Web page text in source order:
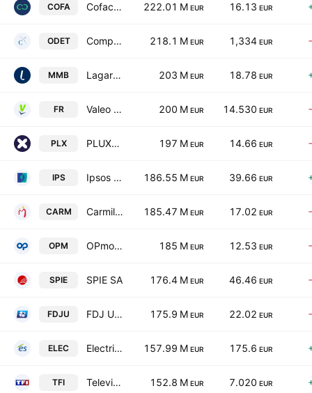
COFA Coface SA 222.01 M EUR 16.13 EUR
ODET Compagnie de l'Odet SE 218.1 M EUR 1,334 EUR
MMB Lagardere SA 203 M EUR 18.78 EUR
FR Valeo SE 200 M EUR 14.530 EUR
PLX PLUXEE N.V. 197 M EUR 14.66 EUR
IPS Ipsos SA 186.55 M EUR 39.66 EUR
CARM Carmila SA 185.47 M EUR 17.02 EUR
OPM OPmobility 185 M EUR 12.53 EUR
SPIE SPIE SA 176.4 M EUR 46.46 EUR
FDJU FDJ United 175.9 M EUR 22.02 EUR
ELEC Electricite de Strasbourg SA 157.99 M EUR 175.6 EUR
TFI Television Francaise 1 SA 152.8 M EUR 7.020 EUR